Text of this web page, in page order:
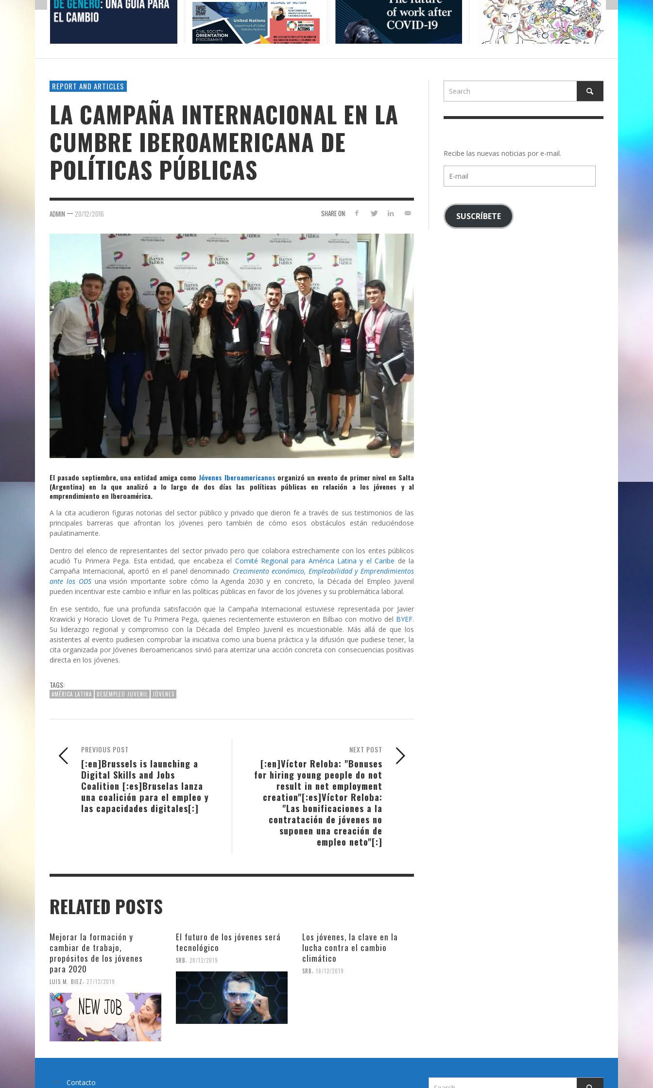
REPORT AND ARTICLES
LA CAMPAÑA INTERNACIONAL EN LA
CUMBRE IBEROAMERICANA DE
POLÍTICAS PÚBLICAS
SHARE ON:
ADMIN — 20/12/2016
El pasado septiembre, una entidad amiga como Jóvenes Iberoamericanos organizó un evento de primer nivel en Salta
(Argentina) en la que analizó a lo largo de dos días las políticas públicas en relación a los jóvenes y al
emprendimiento en Iberoamérica.
A la cita acudieron figuras notorias del sector público y privado que dieron fe a través de sus testimonios de las
principales barreras que afrontan los jóvenes pero también de cómo esos obstáculos están reduciéndose
paulatinamente.
Dentro del elenco de representantes del sector privado pero que colabora estrechamente con los entes públicos
acudió Tu Primera Pega. Esta entidad, que encabeza el Comité Regional para América Latina y el Caribe de la
Campaña Internacional, aportó en el panel denominado Crecimiento económico, Empleabilidad y Emprendimientos
ante los ODS una visión importante sobre cómo la Agenda 2030 y en concreto, la Década del Empleo Juvenil
pueden incentivar este cambio e influir en las políticas públicas en favor de los jóvenes y su problemática laboral.
En ese sentido, fue una profunda satisfacción que la Campaña Internacional estuviese representada por Javier
Krawicki y Horacio Llovet de Tu Primera Pega, quienes recientemente estuvieron en Bilbao con motivo del BYEF.
Su liderazgo regional y compromiso con la Década del Empleo Juvenil es incuestionable. Más allá de que los
asistentes al evento pudiesen comprobar la iniciativa como una buena práctica y la difusión que pudiese tener, la
cita organizada por Jóvenes Iberoamericanos sirvió para aterrizar una acción concreta con consecuencias positivas
directa en los jóvenes.
TAGS:
AMÉRICA LATINA DESEMPLEO JUVENIL JÓVENES
NEXT POST
[:en]Víctor Reloba: "Bonuses
for hiring young people do not
result in net employment
creation"[:es]Víctor Reloba:
"Las bonificaciones a la
contratación de jóvenes no
suponen una creación de
empleo neto"[:]
PREVIOUS POST
[:en]Brussels is launching a
Digital Skills and Jobs
Coalition [:es]Bruselas lanza
una coalición para el empleo y
las capacidades digitales[:]
RELATED POSTS
Mejorar la formación y
cambiar de trabajo,
propósitos de los jóvenes
para 2020
LUIS M. DIEZ 27/12/2019
El futuro de los jóvenes será
tecnológico
SRB 20/12/2019
Los jóvenes, la clave en la
lucha contra el cambio
climático
SRB 18/12/2019
Recibe las nuevas noticias por e-mail.
mail
SUSCRÍBETE
Contacto